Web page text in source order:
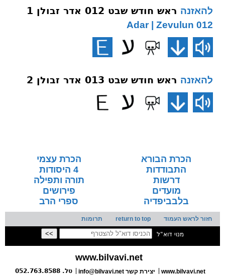
להאזנה ראש חודש שבט 012 אדר זבולן 1
012 Adar | Zevulun
להאזנה ראש חודש שבט 013 אדר זבולן 2
הכרת הבורא
הכרת עצמי
התבודדות
4 היסודות
דרשות
תורה ותפילה
מועדים
פירושים
בלבביפדיה
ספרי הרב
חזור לראש העמוד return to top תרומות
מנוי דוא"ל
www.bilvavi.net
www.bilvavi.net info@bilvavi.net יצירת קשר טל. 052.763.8588